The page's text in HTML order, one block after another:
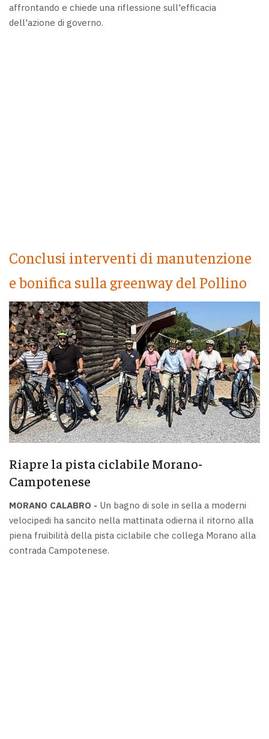
affrontando e chiede una riflessione sull'efficacia
dell'azione di governo.
Conclusi interventi di manutenzione
e bonifica sulla greenway del Pollino
Riapre la pista ciclabile Morano-
Campotenese
MORANO CALABRO - Un bagno di sole in sella a moderni
velocipedi ha sancito nella mattinata odierna il ritorno alla
piena fruibilità della pista ciclabile che collega Morano alla
contrada Campotenese.